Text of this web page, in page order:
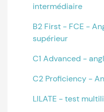
intermédiaire
B2 First - FCE -
supérieur
C1 Advanced -
C2 Proficiency -
LILATE - test